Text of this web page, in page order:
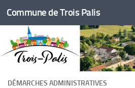
Skip to content
Commune de Trois Palis
DÉMARCHES ADMINISTRATIVES